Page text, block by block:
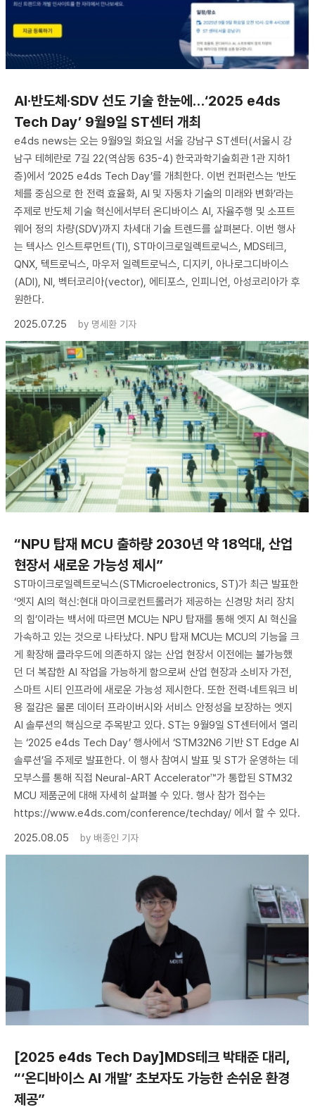
AI·반도체·SDV 선도 기술 한눈에…‘2025 e4ds
Tech Day’ 9월9일 ST센터 개최
e4ds news는 오는 9월9일 화요일 서울 강남구 ST센터(서울시 강
남구 테헤란로 7길 22(역삼동 635-4) 한국과학기술회관 1관 지하1
층)에서 ‘2025 e4ds Tech Day’를 개최한다. 이번 컨퍼런스는 ‘반도
체를 중심으로 한 전력 효율화, AI 및 자동차 기술의 미래와 변화’라는
주제로 반도체 기술 혁신에서부터 온디바이스 AI, 자율주행 및 소프트
웨어 정의 차량(SDV)까지 차세대 기술 트렌드를 살펴본다. 이번 행사
는 텍사스 인스트루먼트(TI), ST마이크로일렉트로닉스, MDS테크,
QNX, 텍트로닉스, 마우저 일렉트로닉스, 디지키, 아나로그디바이스
(ADI), NI, 벡터코리아(vector), 에티포스, 인피니언, 아성코리아가 후
원한다.
2025.07.25
by 명세환 기자
“NPU 탑재 MCU 출하량 2030년 약 18억대, 산업
현장서 새로운 가능성 제시”
ST마이크로일렉트로닉스(STMicroelectronics, ST)가 최근 발표한
‘엣지 AI의 혁신:현대 마이크로컨트롤러가 제공하는 신경망 처리 장치
의 힘’이라는 백서에 따르면 MCU는 NPU 탑재를 통해 엣지 AI 혁신을
가속하고 있는 것으로 나타났다. NPU 탑재 MCU는 MCU의 기능을 크
게 확장해 클라우드에 의존하지 않는 산업 현장서 이전에는 불가능했
던 더 복잡한 AI 작업을 가능하게 함으로써 산업 현장과 소비자 가전,
스마트 시티 인프라에 새로운 가능성 제시한다. 또한 전력·네트워크 비
용 절감은 물론 데이터 프라이버시와 서비스 안정성을 보장하는 엣지
AI 솔루션의 핵심으로 주목받고 있다. ST는 9월9일 ST센터에서 열리
는 ‘2025 e4ds Tech Day’ 행사에서 ‘STM32N6 기반 ST Edge AI
솔루션’을 주제로 발표한다. 이 행사 참여시 발표 및 ST가 운영하는 데
모부스를 통해 직접 Neural-ART Accelerator™가 통합된 STM32
MCU 제품군에 대해 자세히 살펴볼 수 있다. 행사 참가 접수는
https://www.e4ds.com/conference/techday/ 에서 할 수 있다.
2025.08.05
by 배종인 기자
[2025 e4ds Tech Day]MDS테크 박태준 대리,
“‘온디바이스 AI 개발’ 초보자도 가능한 손쉬운 환경
제공”